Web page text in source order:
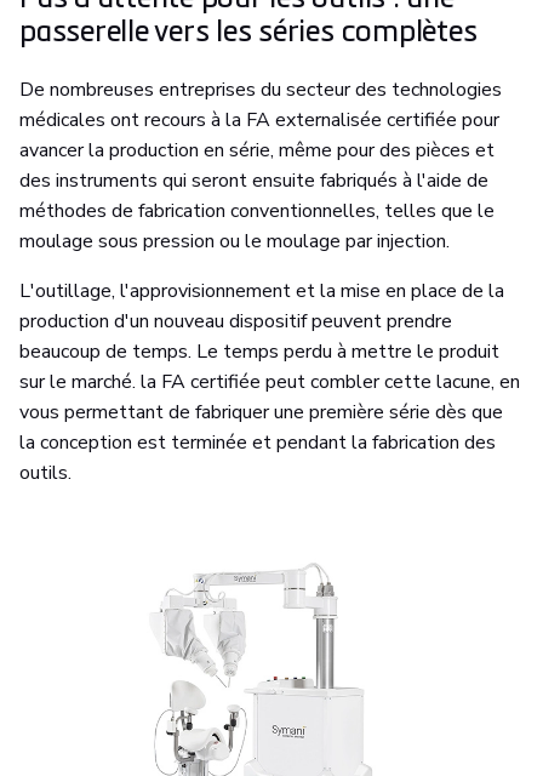
passerelle vers les séries complètes
De nombreuses entreprises du secteur des technologies
médicales ont recours à la FA externalisée certifiée pour
avancer la production en série, même pour des pièces et
des instruments qui seront ensuite fabriqués à l'aide de
méthodes de fabrication conventionnelles, telles que le
moulage sous pression ou le moulage par injection.
L'outillage, l'approvisionnement et la mise en place de la
production d'un nouveau dispositif peuvent prendre
beaucoup de temps. Le temps perdu à mettre le produit
sur le marché. la FA certifiée peut combler cette lacune, en
vous permettant de fabriquer une première série dès que
la conception est terminée et pendant la fabrication des
outils.